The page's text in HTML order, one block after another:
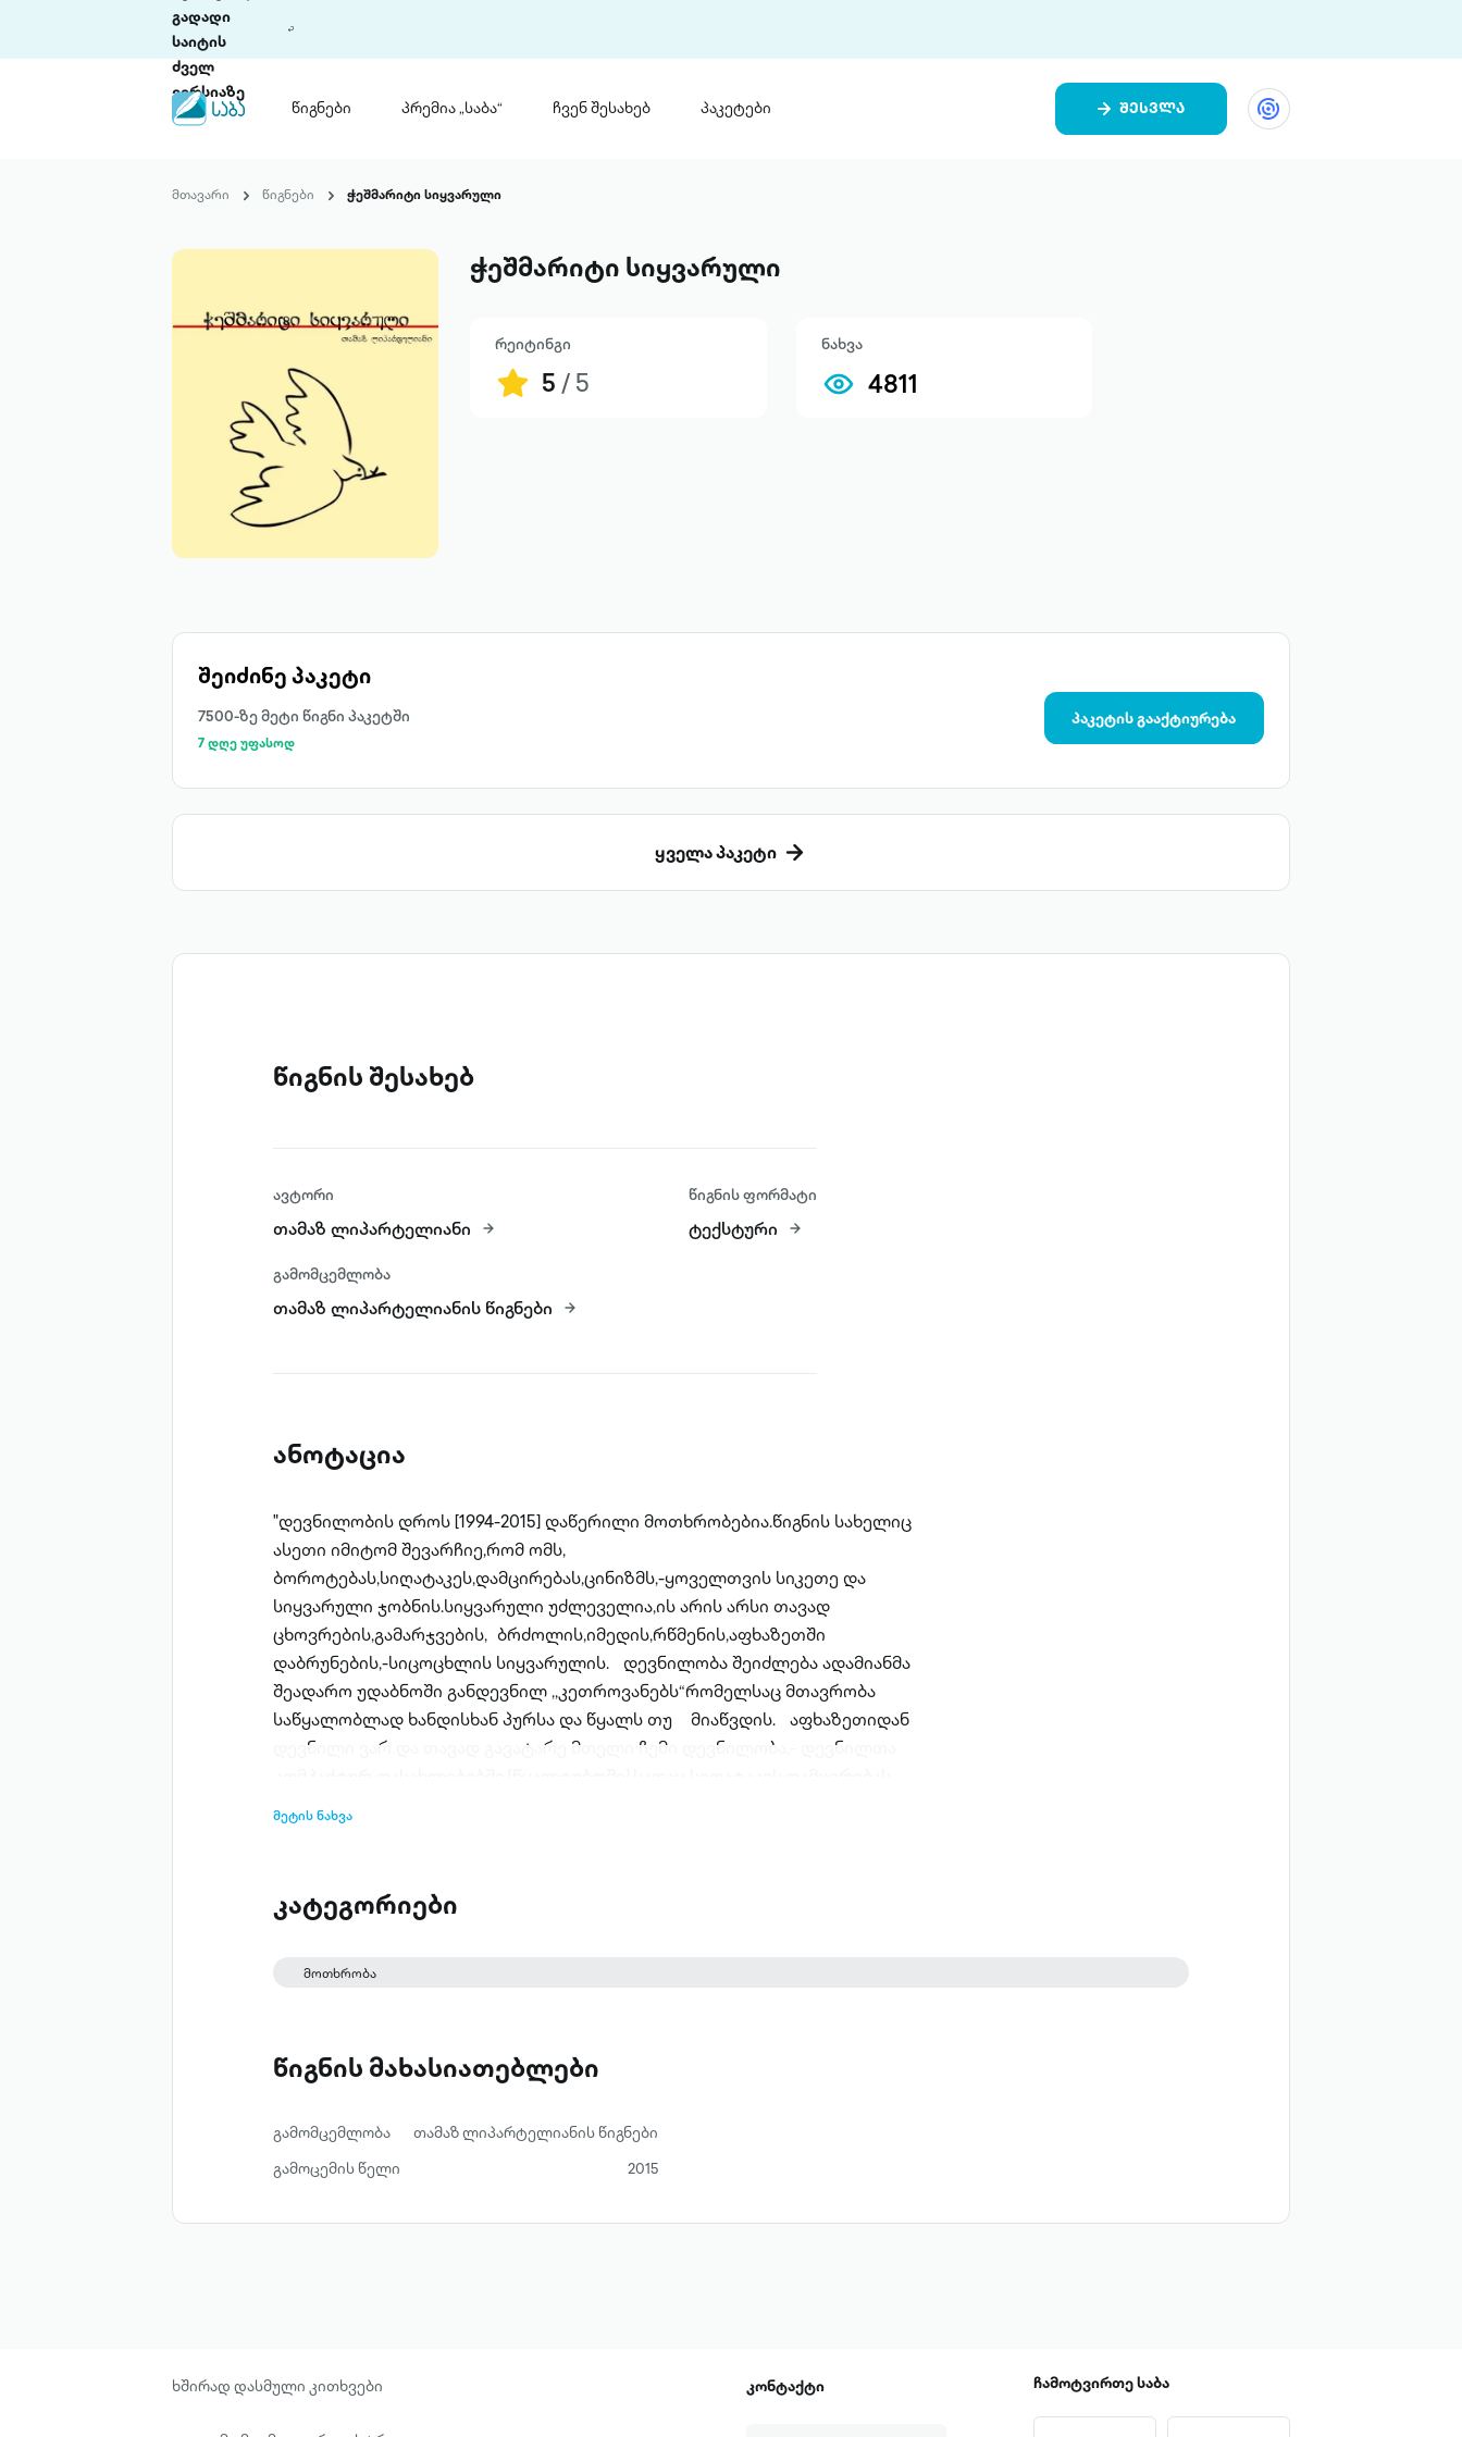
გადადი
საიტის
ძველ
ვერსიაზე
წიგნები პრემია „საბა“
ლიტერატურული პრემია „საბა“
წესდება
საკონკურსო განაცხადი
ჩვენ შესახებ პაკეტები შესვლა
მთავარი წიგნები ჭეშმარიტი სიყვარული
ჭეშმარიტი სიყვარული
რეიტინგი
5/ 5
ნახვა
4811
შეიძინე პაკეტი
7500-ზე მეტი წიგნი პაკეტში
7 დღე უფასოდ
პაკეტის გააქტიურება
ყველა პაკეტი
წიგნის შესახებ
ავტორი
თამაზ ლიპარტელიანი
გამომცემლობა
თამაზ ლიპარტელიანის წიგნები
წიგნის ფორმატი
ტექსტური
ანოტაცია
"დევნილობის დროს [1994-2015] დაწერილი მოთხრობებია.წიგნის სახელიც
ასეთი იმიტომ შევარჩიე,რომ ომს,
ბოროტებას,სიღატაკეს,დამცირებას,ცინიზმს,-ყოველთვის სიკეთე და
სიყვარული ჯობნის.სიყვარული უძლეველია,ის არის არსი თავად
ცხოვრების,გამარჯვების, ბრძოლის,იმედის,რწმენის,აფხაზეთში
დაბრუნების,-სიცოცხლის სიყვარულის. დევნილობა შეიძლება ადამიანმა
შეადარო უდაბნოში განდევნილ ,,კეთროვანებს“რომელსაც მთავრობა
საწყალობლად ხანდისხან პურსა და წყალს თუ მიაწვდის. აფხაზეთიდან
დევნილი ვარ და თავად გავატარე მთელი ჩემი დევნილობა,- დევნილთა
ცინიზმს,ისიც ემატებოდა,რომ ხშირ შემთხვევაში შუქი და წყალი სანატრელი
მოდიოდა ერთი საათი,ხოლო შუქი გრაფიკით,საღამოს საათებში... ჩემი
წიგნის გმირები,უმეტეს შემთხვევაში დევნილები არიან,მათი
ზნედაცემულობას...იმედს,რწმენას აფხაზეთში დაბრუნებაზე კი ყოველთვის
მეტის ნახვა
კატეგორიები
მოთხრობა
წიგნის მახასიათებლები
გამომცემლობა
თამაზ ლიპარტელიანის წიგნები
გამოცემის წელი
2015
ხშირად დასმული კითხვები კონტაქტი ჩამოტვირთესაბა